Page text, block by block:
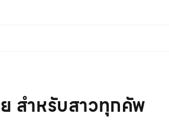
สำหรับสาวทุกคัพ